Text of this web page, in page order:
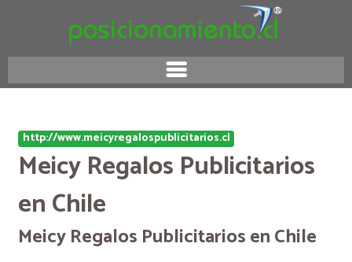
http://www.meicyregalospublicitarios.cl
Meicy Regalos Publicitarios
en Chile
Meicy Regalos Publicitarios en Chile